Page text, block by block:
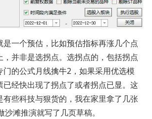
是一个预估，比如预估指标再涨几个点
，并非是选拐点。选拐点的，包括拐点
门的公式月线擒牛2，如果采用优选模
已经快出现了拐点了或者拐点已显。这
有些科技与狠货的，我在家里拿了几张
滩推演就写了几页草稿。